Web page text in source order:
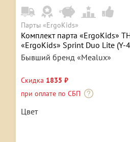
Парты «ErgoKids»
Комплект парта «ErgoKids»
«ErgoKids» Sprint Duo Lite (Y-
Бывший бренд «Mealux»
Скидка 1835 ₽
при оплате по СБП
Цвет